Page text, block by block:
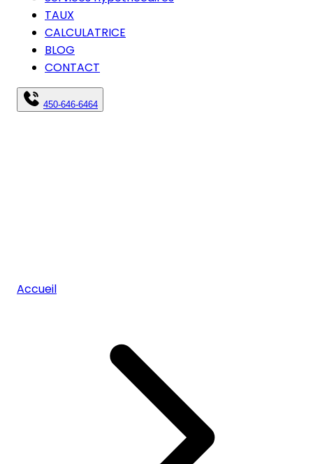
TAUX
CALCULATRICE
BLOG
CONTACT
450-646-6464
Accueil